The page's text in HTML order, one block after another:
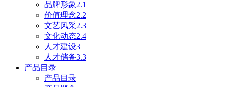
品牌形象2.1
价值理念2.2
文艺风采2.3
文化动态2.4
人才建设3
人才储备3.3
产品目录
产品目录